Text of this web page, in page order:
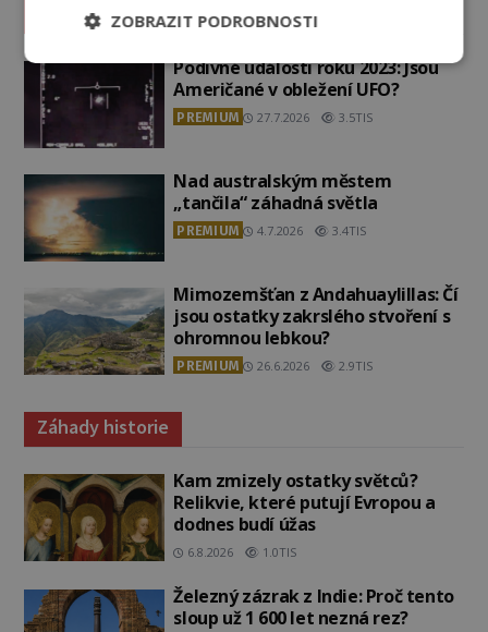
Vesmír a technologie
Podivné události roku 2023: Jsou
Američané v obležení UFO?
PREMIUM 27.7.2026 3.5TIS
Nad australským městem
„tančila“ záhadná světla
PREMIUM 4.7.2026 3.4TIS
Mimozemšťan z Andahuaylillas: Čí
jsou ostatky zakrslého stvoření s
ohromnou lebkou?
PREMIUM 26.6.2026 2.9TIS
Záhady historie
Kam zmizely ostatky světců?
Relikvie, které putují Evropou a
dodnes budí úžas
6.8.2026 1.0TIS
Železný zázrak z Indie: Proč tento
sloup už 1 600 let nezná rez?
ZOBRAZIT PODROBNOSTI